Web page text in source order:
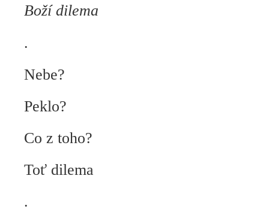
Boží dilema
.
Nebe?
Peklo?
Co z toho?
Toť dilema
.